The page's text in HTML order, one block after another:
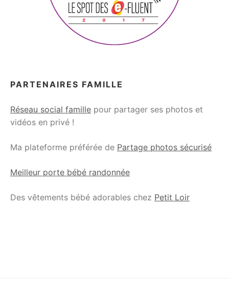
PARTENAIRES FAMILLE
Réseau social famille pour partager ses photos et
vidéos en privé !
Ma plateforme préférée de Partage photos sécurisé
Meilleur porte bébé randonnée
Des vêtements bébé adorables chez Petit Loir